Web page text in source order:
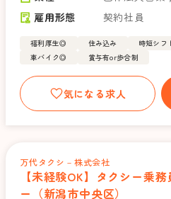
雇用形態
契約社員
福利厚生◎ 住み込み 時短シフ
車バイク◎
賞与有or歩合制
気になる求人
万代タクシ－株式会社
【未経験OK】タクシー乗
ー（新潟市中央区）